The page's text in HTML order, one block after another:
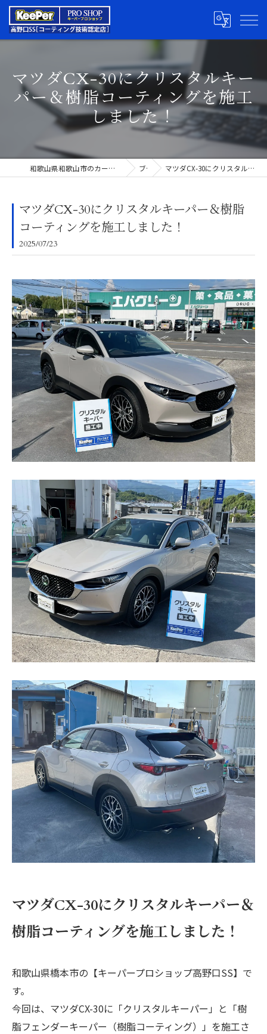
マツダCX-30にクリスタルキー
パー＆樹脂コーティングを施工
しました！
和歌山県和歌山市のカーコーティングならキーパープロショップ高野口SS ブログ マツダCX-30にクリスタルキーパー＆樹脂コーティングを施工しました！
マツダCX-30にクリスタルキーパー＆樹脂
コーティングを施工しました！
2025/07/23
マツダCX-30にクリスタルキーパー＆
樹脂コーティングを施工しました！
和歌山県橋本市の【キーパープロショップ高野口SS】で
す。
今回は、マツダCX-30に「クリスタルキーパー」と「樹
脂フェンダーキーパー（樹脂コーティング）」を施工さ